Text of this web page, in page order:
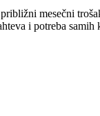
mesečni
i potreba samih